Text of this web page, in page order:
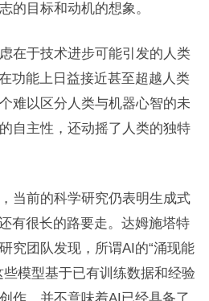
的目标和动机的想象。
在于技术进步可能引发的人类
功能上日益接近甚至超越人类
难以区分人类与机器心智的未
自主性，还动摇了人类的独特
当前的科学研究仍表明生成式
有很长的路要走。达姆施塔特
究团队发现，所谓AI的“涌现能
些模型基于已有训练数据和经验
作，并不意味着AI已经具备了